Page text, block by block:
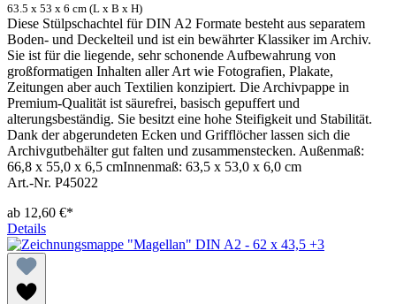
63.5 x 53 x 6 cm (L x B x H)
Diese Stülpschachtel für DIN A2 Formate besteht aus separatem
Boden- und Deckelteil und ist ein bewährter Klassiker im Archiv.
Sie ist für die liegende, sehr schonende Aufbewahrung von
großformatigen Inhalten aller Art wie Fotografien, Plakate,
Zeitungen aber auch Textilien konzipiert. Die Archivpappe in
Premium-Qualität ist säurefrei, basisch gepuffert und
alterungsbeständig. Sie besitzt eine hohe Steifigkeit und Stabilität.
Dank der abgerundeten Ecken und Grifflöcher lassen sich die
Archivgutbehälter gut falten und zusammenstecken. Außenmaß:
66,8 x 55,0 x 6,5 cmInnenmaß: 63,5 x 53,0 x 6,0 cm
Art.-Nr. P45022
ab 12,60 €*
Details